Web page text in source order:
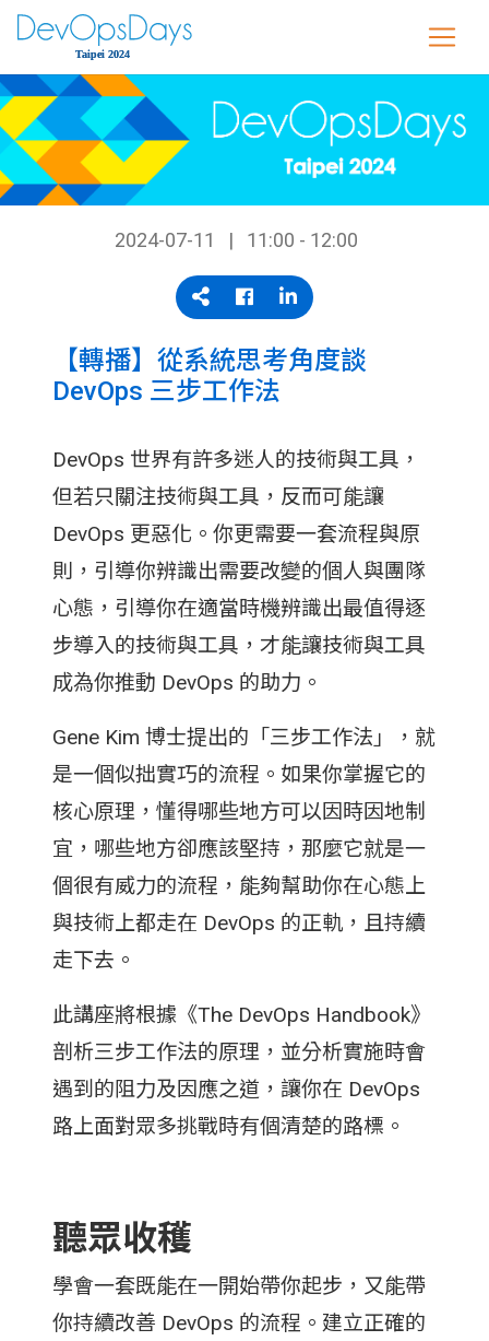
2024-07-11 11:00 - 12:00
【轉播】從系統思考角度談
DevOps 三步工作法
DevOps 世界有許多迷人的技術與工具，
但若只關注技術與工具，反而可能讓
DevOps 更惡化。你更需要一套流程與原
則，引導你辨識出需要改變的個人與團隊
心態，引導你在適當時機辨識出最值得逐
步導入的技術與工具，才能讓技術與工具
成為你推動 DevOps 的助力。
Gene Kim 博士提出的「三步工作法」，就
是一個似拙實巧的流程。如果你掌握它的
核心原理，懂得哪些地方可以因時因地制
宜，哪些地方卻應該堅持，那麼它就是一
個很有威力的流程，能夠幫助你在心態上
與技術上都走在 DevOps 的正軌，且持續
走下去。
此講座將根據《The DevOps Handbook》
剖析三步工作法的原理，並分析實施時會
遇到的阻力及因應之道，讓你在 DevOps
路上面對眾多挑戰時有個清楚的路標。
聽眾收穫
學會一套既能在一開始帶你起步，又能帶
你持續改善 DevOps 的流程。建立正確的